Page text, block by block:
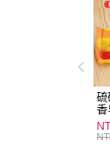
硫
香
護